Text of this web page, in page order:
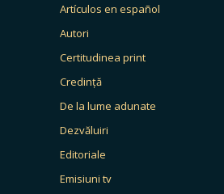
Artículos en español
Autori
Certitudinea print
Credință
De la lume adunate
Dezvăluiri
Editoriale
Emisiuni tv